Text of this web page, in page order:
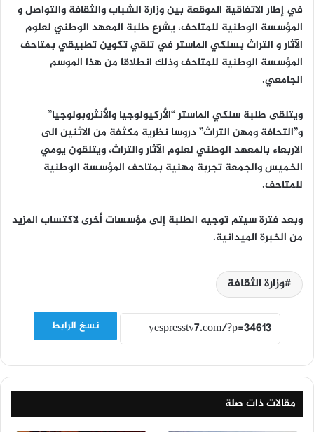
في إطار الاتفاقية الموقعة بين وزارة الشباب والثقافة والتواصل و
المؤسسة الوطنية للمتاحف، يشرع طلبة المعهد الوطني لعلوم
الآثار و التراث بسلكي الماستر في تلقي تكوين تطبيقي بمتاحف
المؤسسة الوطنية للمتاحف وذلك انطلاقا من هذا الموسم
الجامعي.
ويتلقى طلبة سلكي الماستر “الأركيولوجيا والأنثروبولوجيا”
و”التحافة ومهن التراث” دروسا نظرية مكثفة من الاثنين الى
الاربعاء بالمعهد الوطني لعلوم الآثار والتراث، ويتلقون يومي
الخميس والجمعة تجربة مهنية بمتاحف المؤسسة الوطنية
للمتاحف.
وبعد فترة سيتم توجيه الطلبة إلى مؤسسات أخرى لاكتساب المزيد
من الخبرة الميدانية.
وزارة الثقافة
نسخ الرابط
مقالات ذات صلة